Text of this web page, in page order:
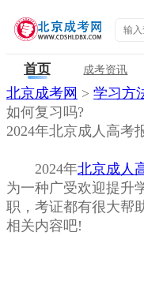
首页 成考资讯
北京成考网 > 学习方
如何复习吗?
2024年北京成人高考
2024年北京成人
为一种广受欢迎提升
职，考证都有很大帮
相关内容吧!